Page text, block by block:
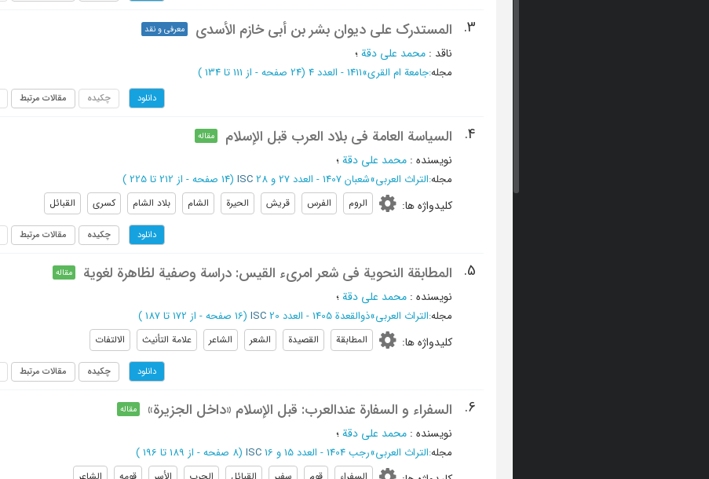
3. المستدرک علی دیوان بشر بن أبی خازم الأسدی معرفی و نقد
ناقد : محمد علی دقة؛
مجله:جامعة ام القری»1411 - العدد 4 (‎24 صفحه - از 111 تا 134 )
دانلود چکیده مقالات مرتبط
4. السیاسة العامة فی بلاد العرب قبل الإسلام مقاله
نویسنده : محمد علی دقة؛
مجله:التراث العربی»شعبان 1407 - العدد 27 و 28 ISC (‎14 صفحه - از 212 تا 225 )
کلیدواژه ها: الروم الفرس قریش الحیرة الشام بلاد الشام کسری القبائل
دانلود چکیده مقالات مرتبط
5. المطابقة النحویة فی شعر امریء القیس: دراسة وصفیة لظاهرة لغویة مقاله
نویسنده : محمد علی دقة؛
مجله:التراث العربی»ذوالقعدة 1405 - العدد 20 ISC (‎16 صفحه - از 172 تا 187 )
کلیدواژه ها: المطابقة القصیدة الشعر الشاعر علامة التأنیث الالتفات
دانلود چکیده مقالات مرتبط
6. السفراء و السفارة عندالعرب: قبل الإسلام «داخل الجزیرة» مقاله
نویسنده : محمد علی دقة؛
مجله:التراث العربی»رجب 1404 - العدد 15 و 16 ISC (‎8 صفحه - از 189 تا 196 )